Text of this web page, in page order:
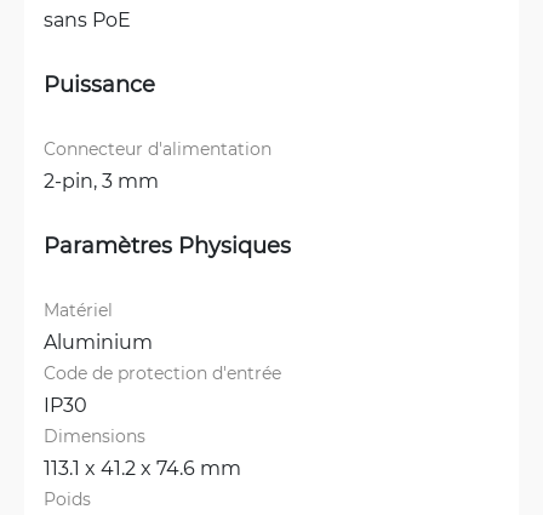
sans PoE
Puissance
Connecteur d'alimentation
2-pin, 3 mm
Paramètres Physiques
Matériel
Aluminium
Code de protection d'entrée
IP30
Dimensions
113.1 x 41.2 x 74.6 mm
Poids